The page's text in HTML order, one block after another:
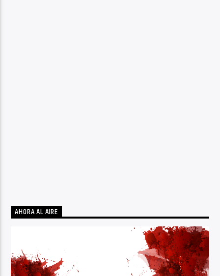
AHORA AL AIRE